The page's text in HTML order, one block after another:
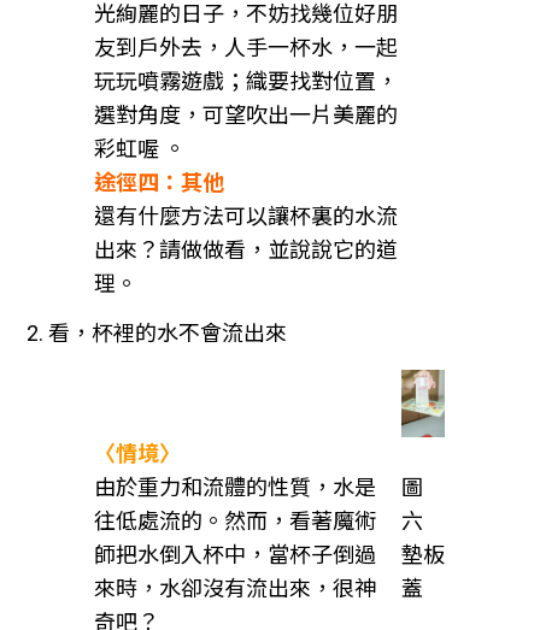
光絢麗的日子，不妨找幾位好朋
友到戶外去，人手一杯水，一起
玩玩噴霧遊戲；織要找對位置，
選對角度，可望吹出一片美麗的
彩虹喔 。
途徑四：其他
還有什麼方法可以讓杯裏的水流
出來？請做做看，並說說它的道
理。
2. 看，杯裡的水不會流出來
〈情境〉
由於重力和流體的性質，水是
往低處流的。然而，看著魔術
師把水倒入杯中，當杯子倒過
來時，水卻沒有流出來，很神
奇吧？
圖
六
墊板
蓋